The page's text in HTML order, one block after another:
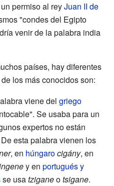
permiso al reyJuan II de
"condes del Egipto
venir de la palabra india
países, hay diferentes
los más conocidos son:
viene del griego
Se usaba para un
expertos no están
esta palabra vienen los
, en húngarocigány, en
y en portugués y
se usatziganeotsigane.